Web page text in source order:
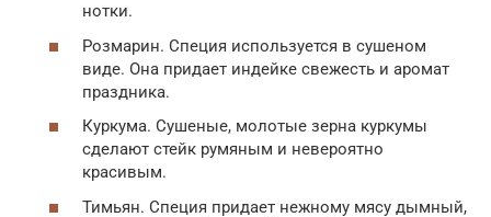
нотки.
Розмарин. Специя используется в сушеном
виде. Она придает индейке свежесть и аромат
праздника.
Куркума. Сушеные, молотые зерна куркумы
сделают стейк румяным и невероятно
красивым.
Тимьян. Специя придает нежному мясу дымный,